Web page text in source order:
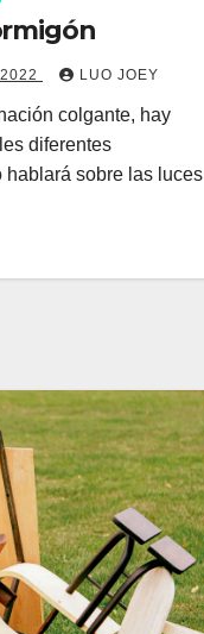
LUO JOEY
colgante, hay
diferentes
sobre las luces